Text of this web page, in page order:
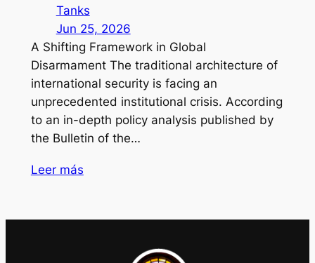
Tanks
Jun 25, 2026
A Shifting Framework in Global
Disarmament The traditional architecture of
international security is facing an
unprecedented institutional crisis. According
to an in-depth policy analysis published by
the Bulletin of the…
Leer más